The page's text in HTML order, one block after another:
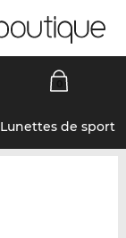
Lunettes de sport